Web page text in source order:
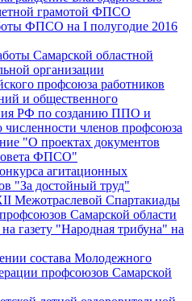
грамотой ФПСО
ФПСО на I полугодие 2016
Самарской областной
организации
профсоюза работников
и общественного
РФ по созданию ППО и
членов профсоюза
"О проектах документов
ФПСО"
агитационных
"За достойный труд"
Межотраслевой Спартакиады
Самарской области
газету "Народная трибуна" на
состава Молодежного
профсоюзов Самарской